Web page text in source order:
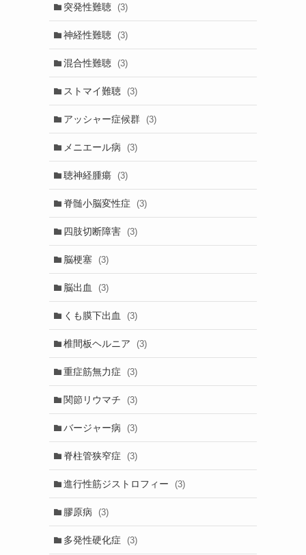
突発性難聴 (3)
神経性難聴 (3)
混合性難聴 (3)
ストマイ難聴 (3)
アッシャー症候群 (3)
メニエール病 (3)
聴神経腫瘍 (3)
脊髄小脳変性症 (3)
四肢切断障害 (3)
脳梗塞 (3)
脳出血 (3)
くも膜下出血 (3)
椎間板ヘルニア (3)
重症筋無力症 (3)
関節リウマチ (3)
バージャー病 (3)
脊柱管狭窄症 (3)
進行性筋ジストロフィー (3)
膠原病 (3)
多発性硬化症 (3)